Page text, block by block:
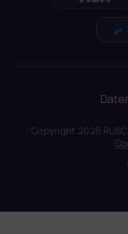
Copyright 2026